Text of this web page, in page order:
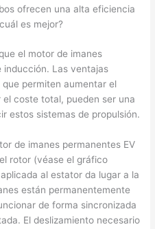
ofrecen una alta eficiencia
es mejor?
el motor de imanes
inducción. Las ventajas
permiten aumentar el
coste total, pueden ser una
estos sistemas de propulsión.
de imanes permanentes EV
rotor (véase el gráfico
al estator da lugar a la
están permanentemente
de forma sincronizada
El deslizamiento necesario